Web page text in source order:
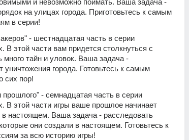
и невозможно поймать. Ваша задача -
на улицах города. Приготовьтесь к самым
в серии!
- шестнадцатая часть в серии
В этой части вам придется столкнуться с
много тайн и уловок. Ваша задача -
уничтожения города. Готовьтесь к самым
сих пор!
- семнадцатая часть в серии
В этой части игры ваше прошлое начинает
настоящем. Ваша задача - расследовать
они создали в настоящем. Готовьтесь к
за всю историю игры!